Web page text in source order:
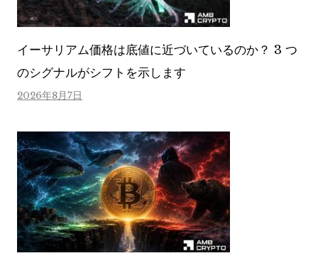
イーサリアム価格は底値に近づいているのか？ 3 つ
のシグナルがシフトを示します
2026年8月7日